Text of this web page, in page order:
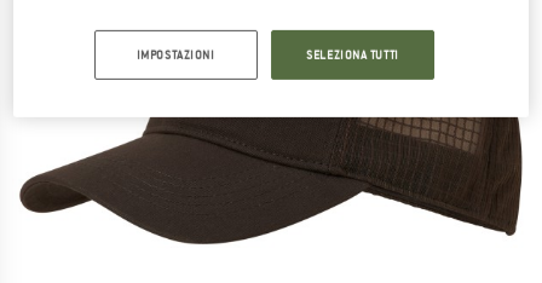
IMPOSTAZIONI SELEZIONA TUTTI